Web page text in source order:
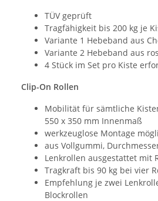
TÜV geprüft
Tragfähigkeit bis 200 kg je
Variante 1 Hebeband aus
Variante 2 Hebeband aus
4 Stück im Set pro Kiste
Clip-On Rollen
Mobilität für sämtliche
550 x 350 mm Innenmaß
werkzeuglose Montage
aus Vollgummi,
Lenkrollen ausgestattet mit
Tragkraft bis 90 kg bei vier
Empfehlung je zwei
Blockrollen